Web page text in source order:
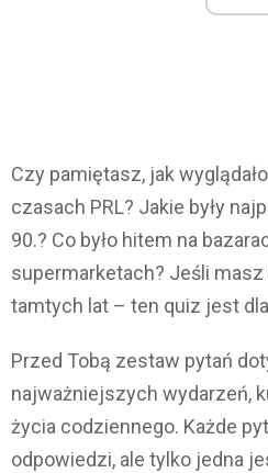
Czy pamiętasz, jak
czasach PRL? Jakie były
90.? Co było hitem na
supermarketach? Jeśli masz
tamtych lat – ten quiz jest
Przed Tobą zestaw pytań
najważniejszych wydarzeń,
życia codziennego. Każde
odpowiedzi, ale tylko jedna